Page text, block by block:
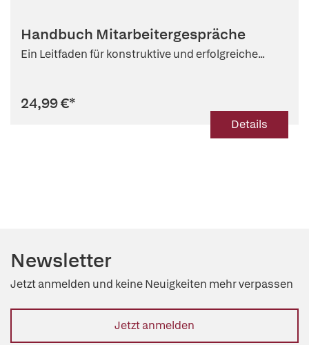
Handbuch Mitarbeitergespräche
Ein Leitfaden für konstruktive und erfolgreiche...
24,99 €*
Details
Newsletter
Jetzt anmelden und keine Neuigkeiten mehr verpassen
Jetzt anmelden